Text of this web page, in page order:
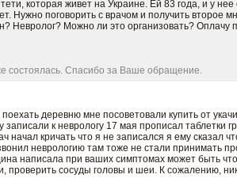
которая живет на Украине. Ей 83 года, и у
Нужно поговорить с врачом и получить второе
Невролог? Можно ли это организовать?
состоялась. Спасибо за Ваше обращение.
деревню мне посоветовали купить от
к неврологу 17 мая прописал таблетки
начал кричать что я не записался я ему сказал
неврологию там тоже не стали принимать
написала при ваших симптомах может быть
проверить сосуды головы и шеи. К сожалению,